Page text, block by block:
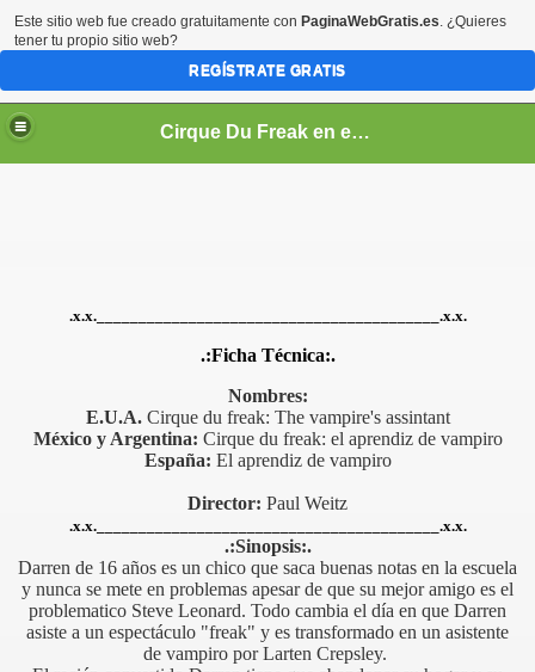
Cirque Du Freak en español
.x.x._________________________________________.x.x.
.:Ficha Técnica:.
Nombres:
E.U.A. Cirque du freak: The vampire's assintant
México y Argentina: Cirque du freak: el aprendiz de vampiro
España: El aprendiz de vampiro
Director: Paul Weitz
.x.x._________________________________________.x.x.
.:Sinopsis:.
Darren de 16 años es un chico que saca buenas notas en la escuela
y nunca se mete en problemas apesar de que su mejor amigo es el
problematico Steve Leonard. Todo cambia el día en que Darren
asiste a un espectáculo "freak" y es transformado en un asistente
de vampiro por Larten Crepsley.
Este sitio web fue creado gratuitamente con PaginaWebGratis.es. ¿Quieres
tener tu propio sitio web?
REGÍSTRATE GRATIS